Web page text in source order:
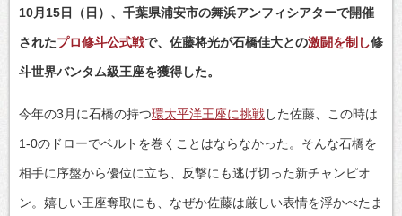
10月15日（日）、千葉県浦安市の舞浜アンフィシアターで開催
されたプロ修斗公式戦で、佐藤将光が石橋佳大との激闘を制し修
斗世界バンタム級王座を獲得した。
今年の3月に石橋の持つ環太平洋王座に挑戦した佐藤、この時は
1-0のドローでベルトを巻くことはならなかった。そんな石橋を
相手に序盤から優位に立ち、反撃にも逃げ切った新チャンピオ
ン。嬉しい王座奪取にも、なぜか佐藤は厳しい表情を浮かべたま